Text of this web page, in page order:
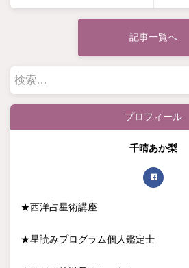
記事一覧へ
検
索:
プロフィール
千晴あか梨
★西洋占星術講座
★星読みプログラム個人鑑定士